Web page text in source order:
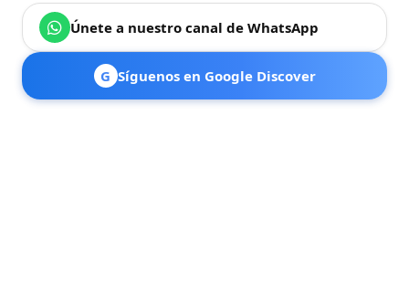
Únete a nuestro canal de WhatsApp
G Síguenos en Google Discover